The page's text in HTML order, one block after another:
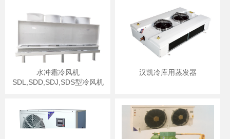
水冲霜冷风机
SDL,SDD,SDJ,SDS型冷风机
汉凯冷库用蒸发器